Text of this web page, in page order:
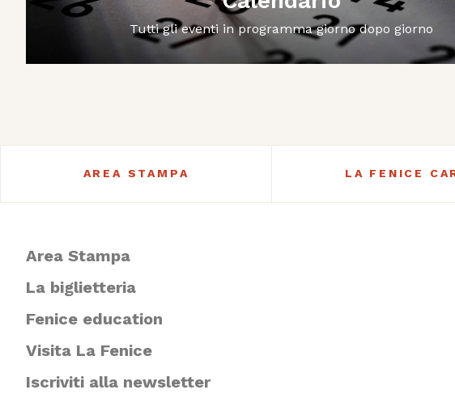
Tutti gli eventi in programma giorno dopo giorno
AREA STAMPA LA FENICE
Area Stampa
La biglietteria
Fenice education
Visita La Fenice
Iscriviti alla newsletter